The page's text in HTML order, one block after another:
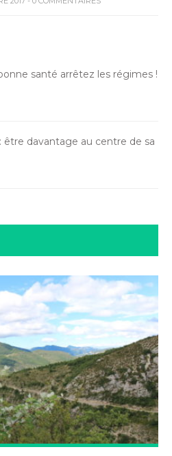
santé arrêtez les régimes !
être davantage au centre de sa